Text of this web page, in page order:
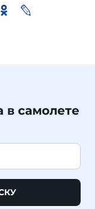
самолете